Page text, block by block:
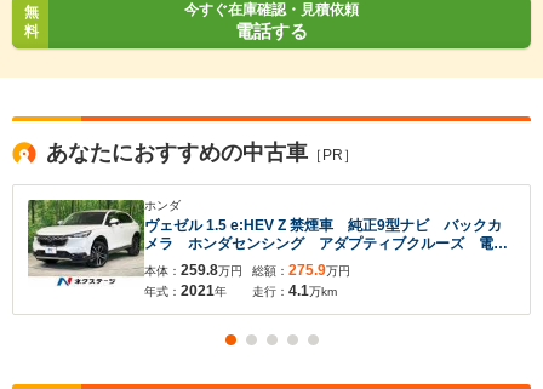
無
料
今すぐ在庫確認・見積依頼
電話する
あなたにおすすめの中古車 ［PR］
ホンダ
ヴェゼル 1.5 e:HEV Z 禁煙車 純正9型ナビ バックカ
メラ ホンダセンシング アダプティブクルーズ 電動
リアゲート ワイヤレス充電 コーナーセンサー LED
ヘッド ETC2.0 純正18インチアルミ オプショング
リル
本体： 259.8万円
年式： 2021年
総額： 275.9万円
走行： 4.1万km